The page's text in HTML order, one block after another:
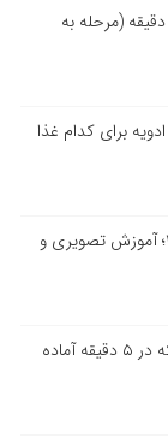
طرز تهیه اسپاگتی ایتالیایی اصیل در ۲۰ دقیقه (مرحله به
برای کدام غذا
۱۰ مدل دسر یلدایی جدید و شیک ۱۴۰۴؛ آموزش تصویری و
دسر ماست و انار؛ یک میان‌وعده سالم که در ۵ دقیقه آماده